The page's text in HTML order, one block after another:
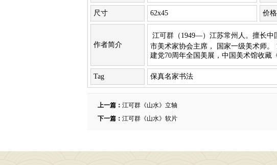
尺寸 62x45 价
作者简介
江可群（1949—）江苏常州人。擅长中
市美术家协会主席， 国家一级美术师
建党70周年全国美展，中国美术馆收藏
Tag 保真名家书法
上一篇： 江可群《山水》立轴
下一篇： 江可群《山水》软片